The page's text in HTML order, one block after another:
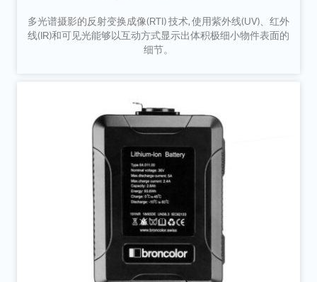
多光谱摄影的反射变换成像(RTI) 技术, 使用紫外线(UV)、红外
线(IR)和可见光能够以互动方式显示出体积极细小物件表面的
细节。